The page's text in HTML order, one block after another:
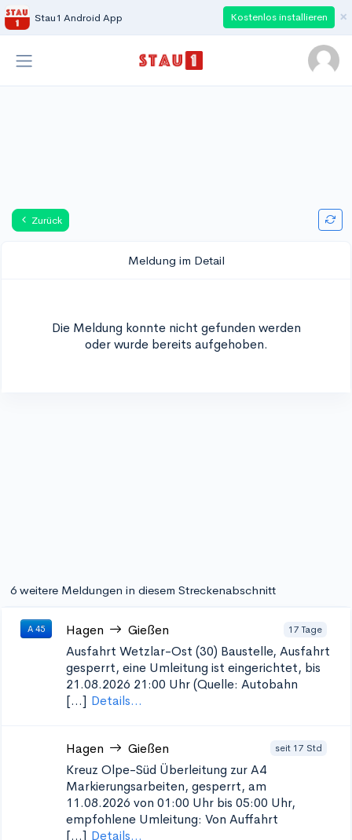
Stau1 Android App Kostenlos installieren ×
Zurück
Meldung im Detail
Die Meldung konnte nicht gefunden werden
oder wurde bereits aufgehoben.
6 weitere Meldungen in diesem Streckenabschnitt
A 45 Hagen Gießen 17 Tage
Ausfahrt Wetzlar-Ost (30) Baustelle, Ausfahrt
gesperrt, eine Umleitung ist eingerichtet, bis
21.08.2026 21:00 Uhr (Quelle: Autobahn
[...] Details...
Hagen Gießen seit 17 Std
Kreuz Olpe-Süd Überleitung zur A4
Markierungsarbeiten, gesperrt, am
11.08.2026 von 01:00 Uhr bis 05:00 Uhr,
empfohlene Umleitung: Von Auffahrt
[...] Details...